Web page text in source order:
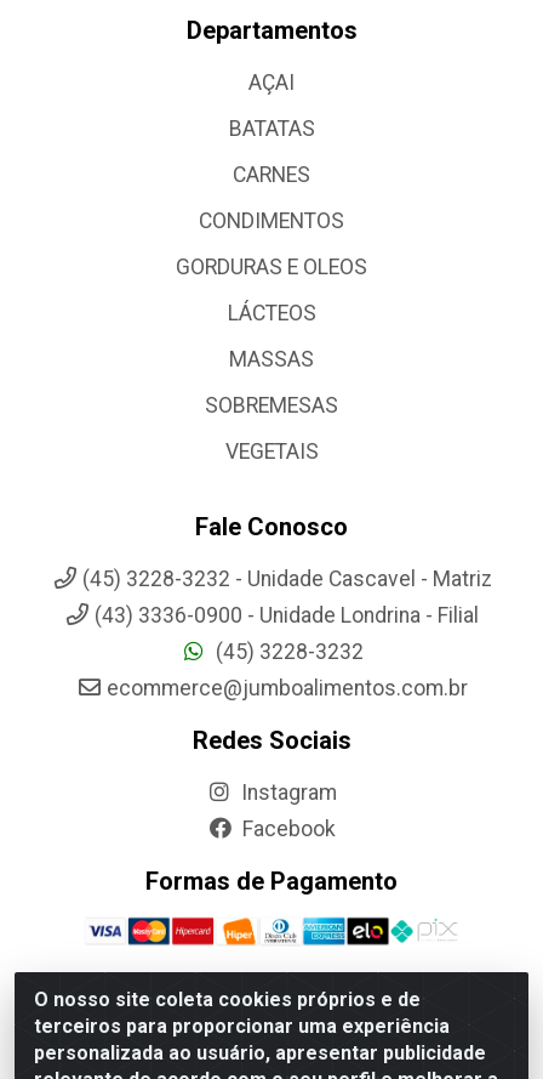
O nosso site coleta cookies próprios e de
terceiros para proporcionar uma experiência
personalizada ao usuário, apresentar publicidade
Departamentos
AÇAI
BATATAS
CARNES
CONDIMENTOS
GORDURAS E OLEOS
LÁCTEOS
MASSAS
SOBREMESAS
VEGETAIS
Fale Conosco
(45) 3228-3232 - Unidade Cascavel - Matriz
(43) 3336-0900 - Unidade Londrina - Filial
(45) 3228-3232
ecommerce@jumboalimentos.com.br
Redes Sociais
Instagram
Facebook
Formas de Pagamento
Jumbo Alimentos Cascavel - Matriz - Rua Itatiba Do Sul, 161 -
Santos Dumont, Cascavel-PR - CEP 85804-700- CNPJ